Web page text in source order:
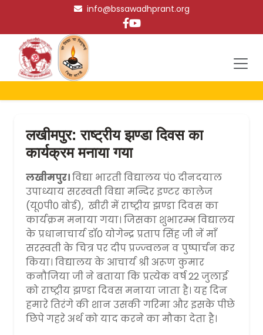
info@bssawadhprant.org
लखीमपुर: राष्ट्रीय झण्डा दिवस का
कार्यक्रम मनाया गया
लखीमपुर।विद्या भारती विद्यालय पं0 दीनदयाल
उपाध्याय सरस्वती विद्या मन्दिर इण्टर कालेज
(यू0पी0 बोर्ड), खीरी में राष्ट्रीय झण्डा दिवस का
कार्यक्रम मनाया गया। जिसका शुभारम्भ विद्यालय
के प्रधानाचार्य डॉ0 योगेन्द्र प्रताप सिंह जी नें माँ
सरस्वती के चित्र पर दीप प्रज्ज्वलन व पुष्पार्चन कर
किया। विद्यालय के आचार्य श्री अरूण कुमार
कनौजिया जी ने बताया कि प्रत्येक वर्ष 22 जुलाई
को राष्ट्रीय झण्डा दिवस मनाया जाता है। यह दिन
हमारे तिरंगे की शान उसकी गरिमा और इसके पीछे
छिपे गहरे अर्थ को याद करने का मौका देता है।